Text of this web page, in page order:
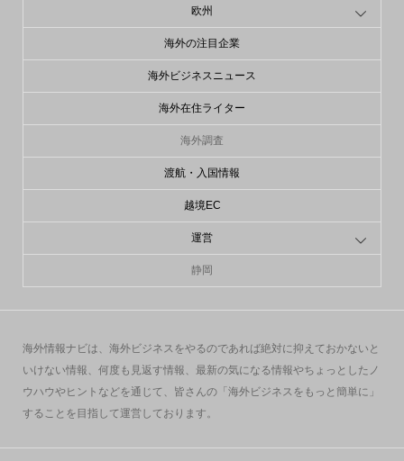
欧州
海外の注目企業
海外ビジネスニュース
海外在住ライター
海外調査
渡航・入国情報
越境EC
運営
静岡
海外情報ナビは、海外ビジネスをやるのであれば絶対に抑えておかないと
いけない情報、何度も見返す情報、最新の気になる情報やちょっとしたノ
ウハウやヒントなどを通じて、皆さんの「海外ビジネスをもっと簡単に」
することを目指して運営しております。